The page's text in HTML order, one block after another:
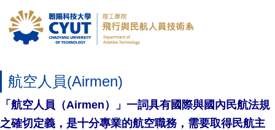
航空人員(Airmen)
「航空人員（Airmen）」一詞具有國際與國內民航法規
之確切定義，是十分專業的航空職務，需要取得民航主